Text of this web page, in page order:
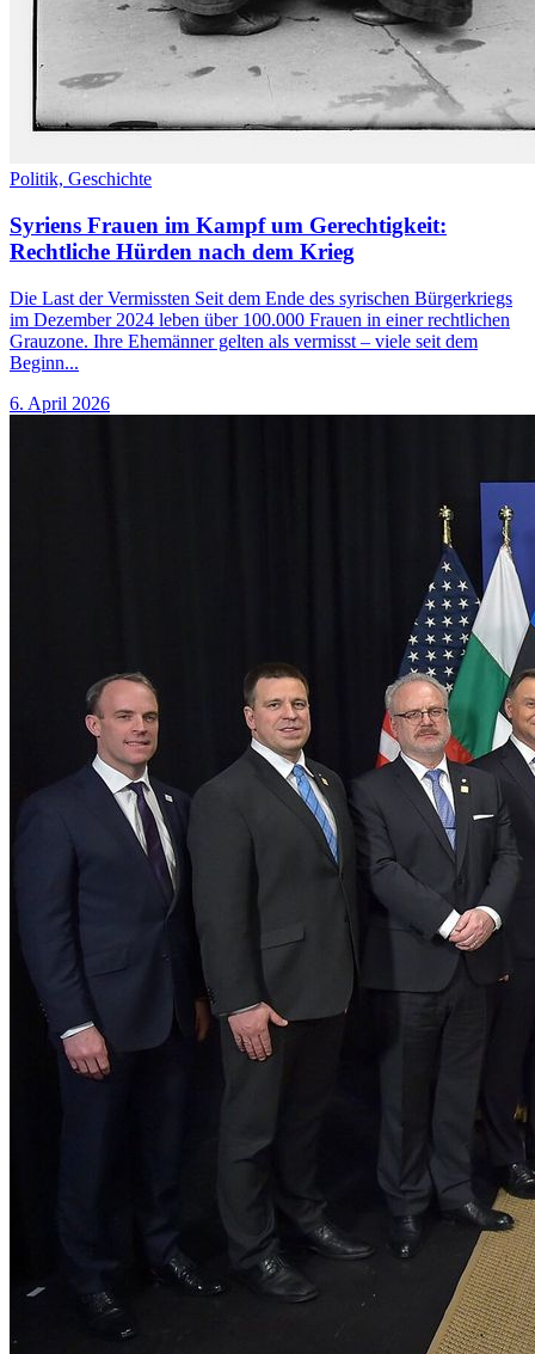
Politik, Geschichte
Syriens Frauen im Kampf um Gerechtigkeit:
Rechtliche Hürden nach dem Krieg
Die Last der Vermissten Seit dem Ende des syrischen Bürgerkriegs
im Dezember 2024 leben über 100.000 Frauen in einer rechtlichen
Grauzone. Ihre Ehemänner gelten als vermisst – viele seit dem
Beginn...
6. April 2026